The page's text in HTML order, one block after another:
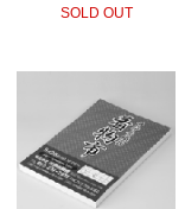
SOLD OUT